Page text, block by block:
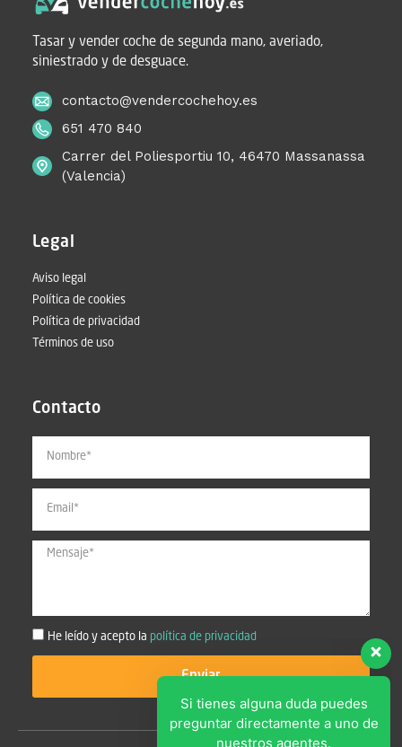
Tasar y vender coche de segunda mano, averiado,
siniestrado y de desguace.
contacto@vendercochehoy.es
651 470 840
Carrer del Poliesportiu 10, 46470 Massanassa
(Valencia)
Legal
Aviso legal
Política de cookies
Política de privacidad
Términos de uso
Contacto
He leído y acepto la política de privacidad
Enviar
preguntar directamente a uno de
Hola, ¿Podemos ayudarte?
privacidadPolítica de privacidad